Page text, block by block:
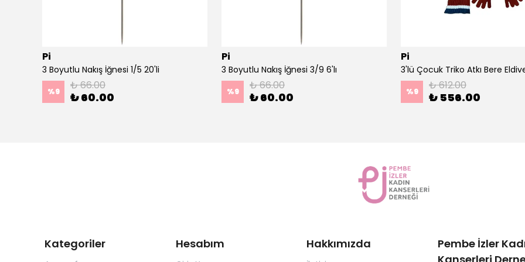
Pi
3 Boyutlu Nakış İğnesi 1/5 20'li
%9 ₺ 66.00
₺ 60.00
Pi
3 Boyutlu Nakış İğnesi 3/9 6'lı
%9 ₺ 66.00
₺ 60.00
Pi
%9 ₺ 612.00
₺ 556.00
Kategoriler Hesabım Hakkımızda
Pembe İzler